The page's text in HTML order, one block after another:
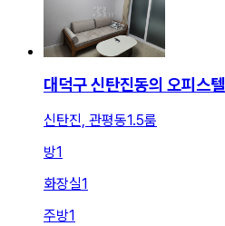
대덕구 신탄진동의 오피스텔
신탄진, 관평동1.5룸
방1
화장실1
주방1